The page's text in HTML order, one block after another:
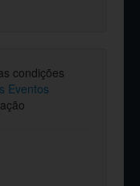
condições
Eventos